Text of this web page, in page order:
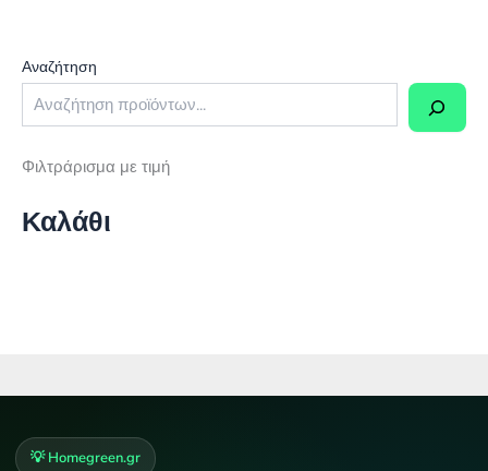
Αναζήτηση
Φιλτράρισμα με τιμή
Καλάθι
💡 Homegreen.gr